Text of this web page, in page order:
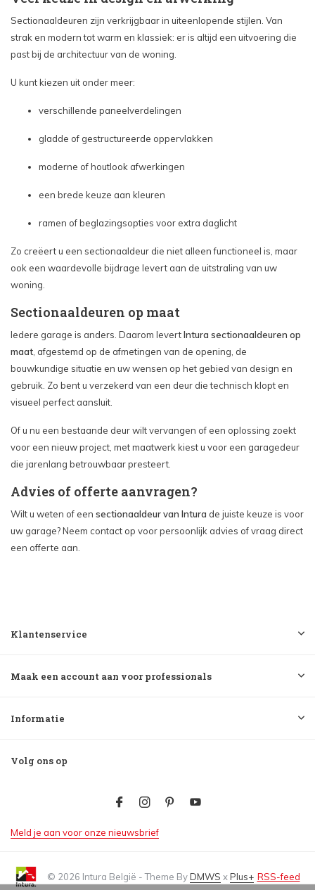
Sectionaaldeuren zijn verkrijgbaar in uiteenlopende stijlen. Van
strak en modern tot warm en klassiek: er is altijd een uitvoering die
past bij de architectuur van de woning.
U kunt kiezen uit onder meer:
verschillende paneelverdelingen
gladde of gestructureerde oppervlakken
moderne of houtlook afwerkingen
een brede keuze aan kleuren
ramen of beglazingsopties voor extra daglicht
Zo creëert u een sectionaaldeur die niet alleen functioneel is, maar
ook een waardevolle bijdrage levert aan de uitstraling van uw
woning.
Sectionaaldeuren op maat
Iedere garage is anders. Daarom levertIntura sectionaaldeuren op
maat , afgestemd op de afmetingen van de opening, de
bouwkundige situatie en uw wensen op het gebied van design en
gebruik. Zo bent u verzekerd van een deur die technisch klopt en
visueel perfect aansluit.
Of u nu een bestaande deur wilt vervangen of een oplossing zoekt
voor een nieuw project, met maatwerk kiest u voor een garagedeur
die jarenlang betrouwbaar presteert.
Advies of offerte aanvragen?
Wilt u weten of een sectionaaldeur van Intura de juiste keuze is voor
uw garage? Neem contact op voor persoonlijk advies of vraag direct
een offerte aan.
Klantenservice
Maak een account aan voor professionals
Informatie
Volg ons op
Meld je aan voor onze nieuwsbrief
© 2026 Intura België - Theme ByDMWS xPlus+ RSS-feed